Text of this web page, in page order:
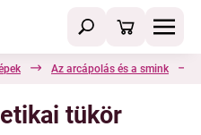
Az arcápolás és a smink
tükör